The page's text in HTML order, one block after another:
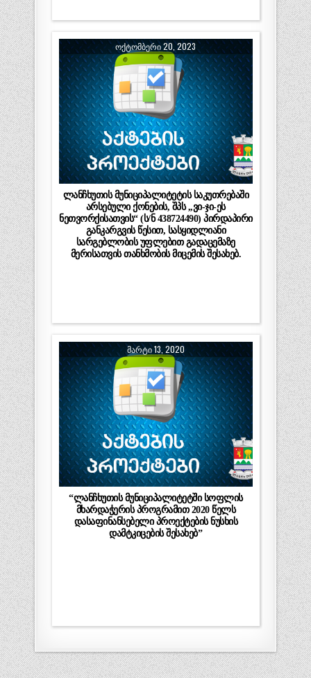
ᲝᲥᲢᲝᲛᲑᲔᲠᲘ 20, 2023
ლანჩხუთის მუნიციპალიტეტის საკუთრებაში
არსებული ქონების, შპს ,,ვი-ჯი-ეს
ნეთვორქისათვის“ (ს/ნ 438724490) პირდაპირი
განკარგვის წესით, სასყიდლიანი
სარგებლობის უფლებით გადაცემაზე
მერისათვის თანხმობის მიცემის შესახებ.
ᲛᲐᲠᲢᲘ 13, 2020
“ლანჩხუთის მუნიციპალიტეტში სოფლის
მხარდაჭერის პროგრამით 2020 წელს
დასაფინანსებელი პროექტების ნუსხის
დამტკიცების შესახებ”